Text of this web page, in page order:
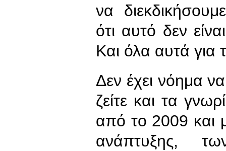
να
ότι αυτό δεν
Και όλα αυτά για
Δεν έχει νόημα
ζείτε και τα
από το 2009 και
ανάπτυξης,